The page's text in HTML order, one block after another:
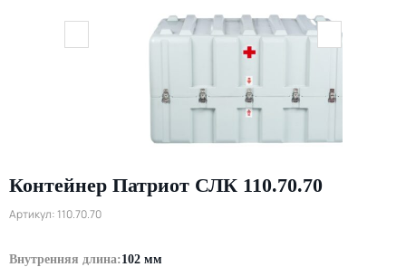
Контейнер Патриот СЛК 110.70.70
Артикул: 110.70.70
Внутренняя длина:102 мм